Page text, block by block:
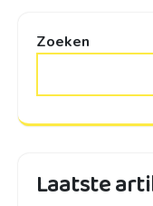
Zoeken
Laatste